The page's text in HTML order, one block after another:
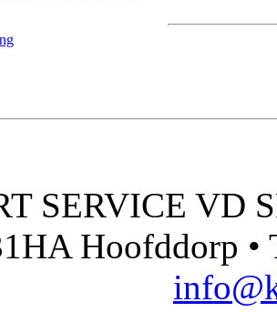
SERVICE VD
Hoofddorp •